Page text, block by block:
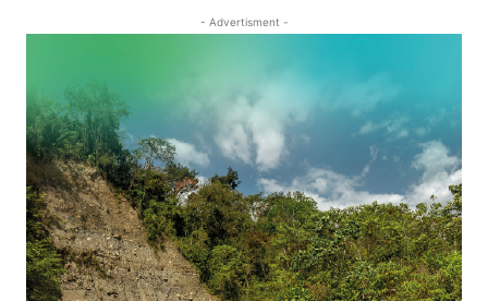
- Advertisment -